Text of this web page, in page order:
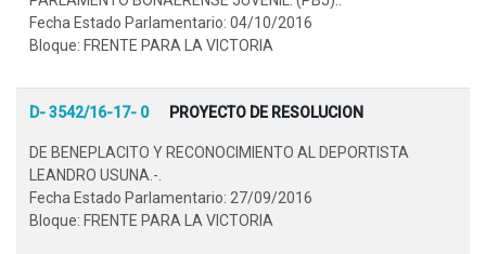
Fecha Estado Parlamentario: 04/10/2016
Bloque: FRENTE PARA LA VICTORIA
D- 3542/16-17- 0 PROYECTO DE RESOLUCION
DE BENEPLACITO Y RECONOCIMIENTO AL DEPORTISTA
LEANDRO USUNA.-.
Fecha Estado Parlamentario: 27/09/2016
Bloque: FRENTE PARA LA VICTORIA